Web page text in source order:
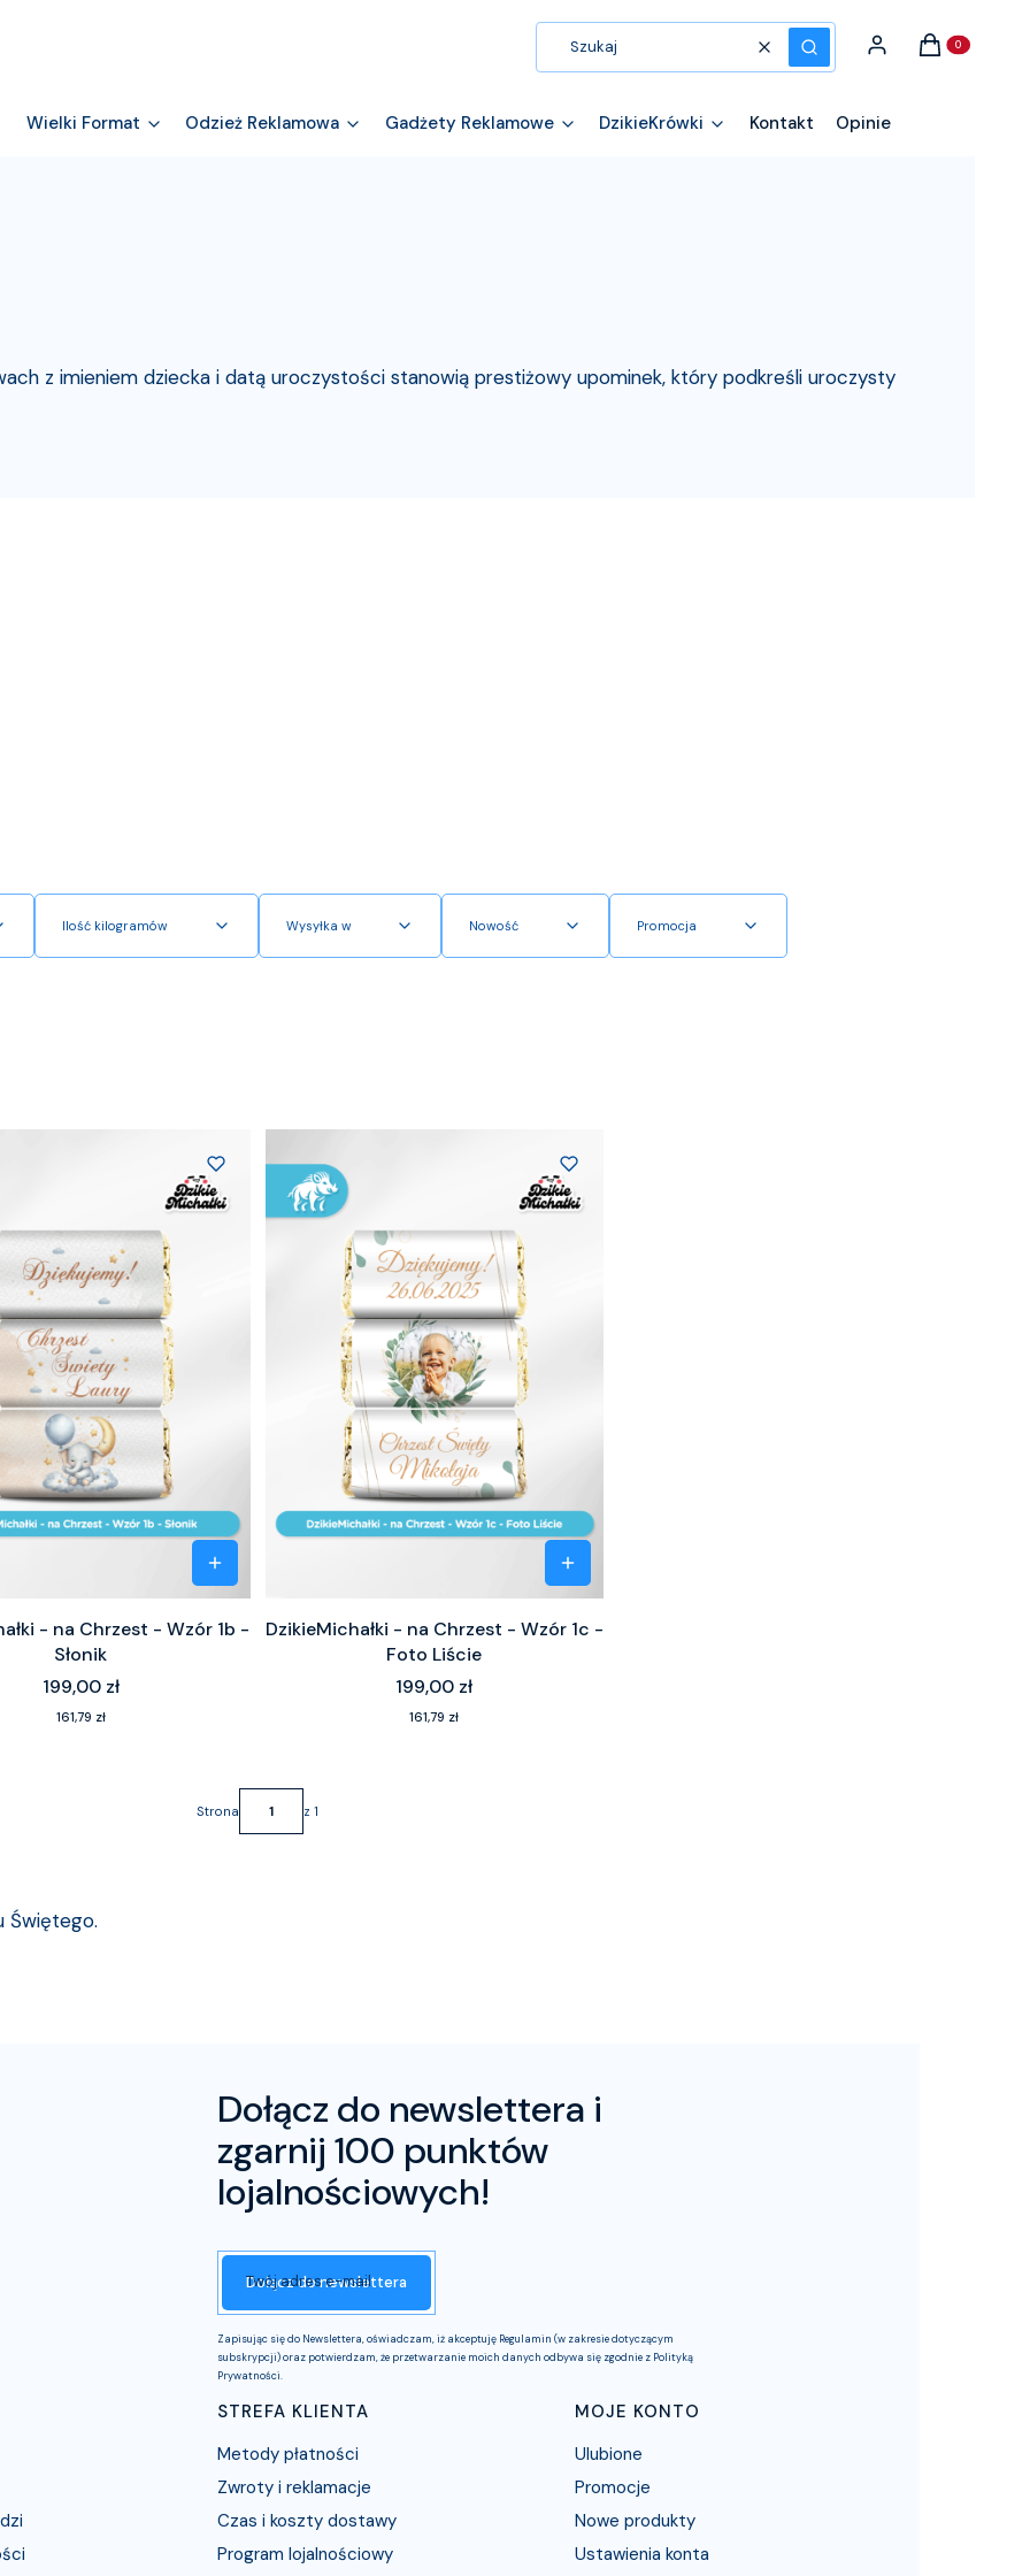
WyczyśćSzukaj
Zaloguj sięProdukty w
Koszyk
Wielki Format Odzież Reklamowa Gadżety Reklamowe DzikieKrówki Kontakt Opinie
z imieniem dziecka i datą uroczystości stanowią prestiżowy upominek, który podkreśli uroczysty
Ilość kilogramów Wysyłka w Nowość Promocja
- na Chrzest - Wzór 1b -
Słonik
Cena
199,00 zł
Cena
161,79 zł
DzikieMichałki - na Chrzest - Wzór 1c -
Foto Liście
Cena
199,00 zł
Cena
161,79 zł
Strona z 1
Świętego.
Dołącz do newslettera i
zgarnij 100 punktów
lojalnościowych!
Twój adres e-mail
Dołącz do newslettera
Zapisując się do Newslettera, oświadczam, iż akceptuję Regulamin (w zakresie dotyczącym
subskrypcji) oraz potwierdzam, że przetwarzanie moich danych odbywa się zgodnie z Polityką
Prywatności.
STREFA KLIENTA
Metody płatności
Zwroty i reklamacje
Czas i koszty dostawy
Program lojalnościowy
MOJE KONTO
Ulubione
Promocje
Nowe produkty
Ustawienia konta